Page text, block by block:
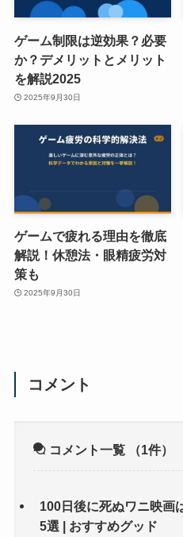
ゲーム制限は逆効果？必要
か？デメリットとメリット
を解説2025
2025年9月30日
ゲームで疲れる理由を徹底
解説！休憩法・眼精疲労対
策も
2025年9月30日
コメント
コメント一覧 （1件）
100日後に死ぬワニ映画
5選 | おすすめグッド